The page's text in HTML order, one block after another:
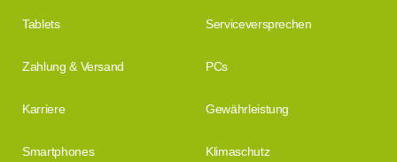
Tablets Serviceversprechen
Zahlung & Versand PCs
Karriere Gewährleistung
Smartphones Klimaschutz